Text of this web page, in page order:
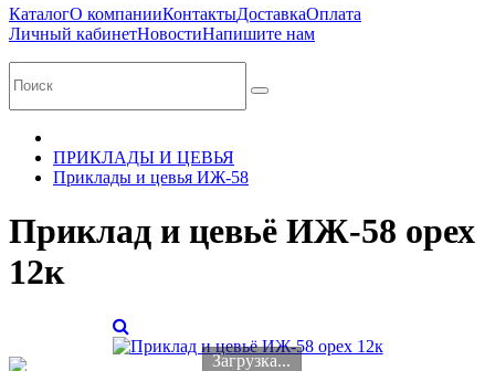
КаталогО компанииКонтактыДоставкаОплата
Личный кабинетНовостиНапишите нам
ПРИКЛАДЫ И ЦЕВЬЯ
Приклады и цевья ИЖ-58
Приклад и цевьё ИЖ-58 орех
12к
Загрузка...